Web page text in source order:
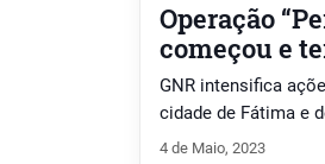
Operação
começou e
GNR intensifica
cidade de Fátima e
4 de Maio, 2023